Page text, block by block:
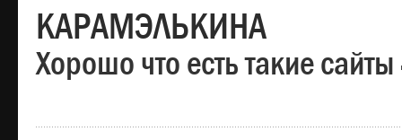
КАРАМЭЛЬКИНА
Хорошо что есть такие сайты